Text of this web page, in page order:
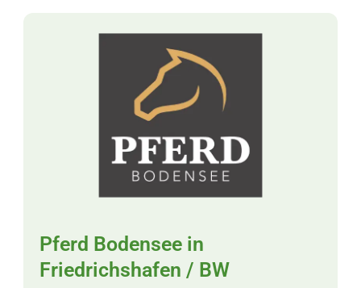
Pferd Bodensee in
Friedrichshafen / BW